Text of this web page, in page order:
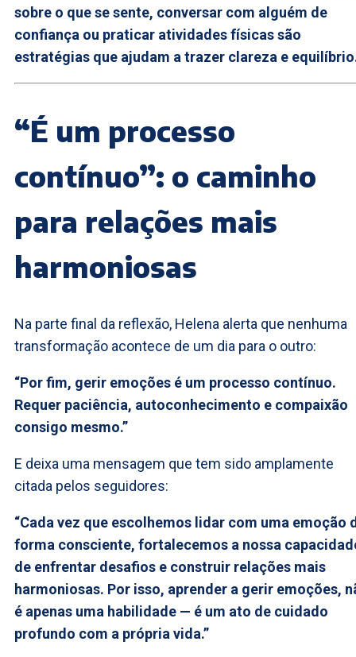
sobre o que se sente, conversar com alguém de
confiança ou praticar atividades físicas são
estratégias que ajudam a trazer clareza e
“É um processo
contínuo”: o caminho
para relações mais
harmoniosas
Na parte final da reflexão, Helena alerta que nenhuma
transformação acontece de um dia para o outro:
“Por fim, gerir emoções é um processo contínuo.
Requer paciência, autoconhecimento e compaixão
consigo mesmo.”
E deixa uma mensagem que tem sido amplamente
citada pelos seguidores:
“Cada vez que escolhemos lidar com uma emoção
forma consciente, fortalecemos a nossa
de enfrentar desafios e construir relações mais
harmoniosas. Por isso, aprender a gerir emoções,
é apenas uma habilidade — é um ato de cuidado
profundo com a própria vida.”